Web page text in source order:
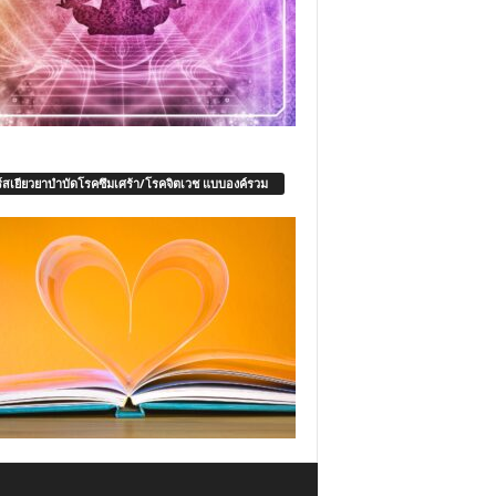
เยียวยาบำบัดโรคซึมเศร้า/โรคจิตเวช แบบองค์รวม